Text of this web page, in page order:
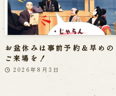
お盆休みは事前予約＆早めの
ご来場を！
2026年8月3日